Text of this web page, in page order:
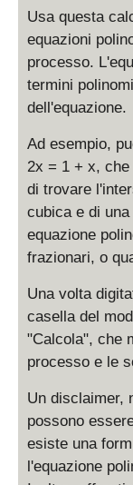
Usa questa
equazioni
processo.
termini
dell'equazione.
Ad esempio,
2x = 1 + x, che
di trovare
cubica e di
equazione
frazionari, o
Una volta
casella del
"Calcola", che
processo e le
Un disclaimer,
possono
esiste una
l'equazione